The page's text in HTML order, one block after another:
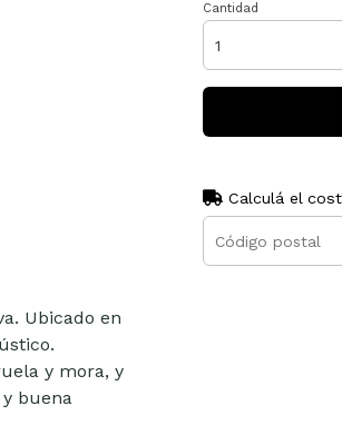
Ubicado en
y mora, y
buena
Cantidad
Calculá el